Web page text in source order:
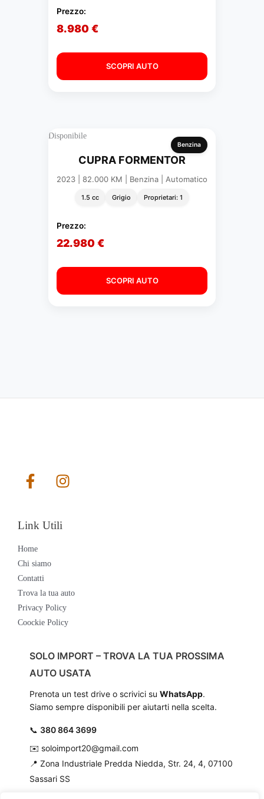
Prezzo:
8.980 €
SCOPRI AUTO
Benzina
Disponibile
CUPRA FORMENTOR
2023 | 82.000 KM | Benzina | Automatico
1.5 cc Grigio Proprietari: 1
Prezzo:
22.980 €
SCOPRI AUTO
Link Utili
Home
Chi siamo
Contatti
Trova la tua auto
Privacy Policy
Coockie Policy
SOLO IMPORT – TROVA LA TUA PROSSIMA
AUTO USATA
Prenota un test drive o scrivici su WhatsApp.
Siamo sempre disponibili per aiutarti nella scelta.
📞 380 864 3699
✉️ soloimport20@gmail.com
📍 Zona Industriale Predda Niedda, Str. 24, 4, 07100
Sassari SS